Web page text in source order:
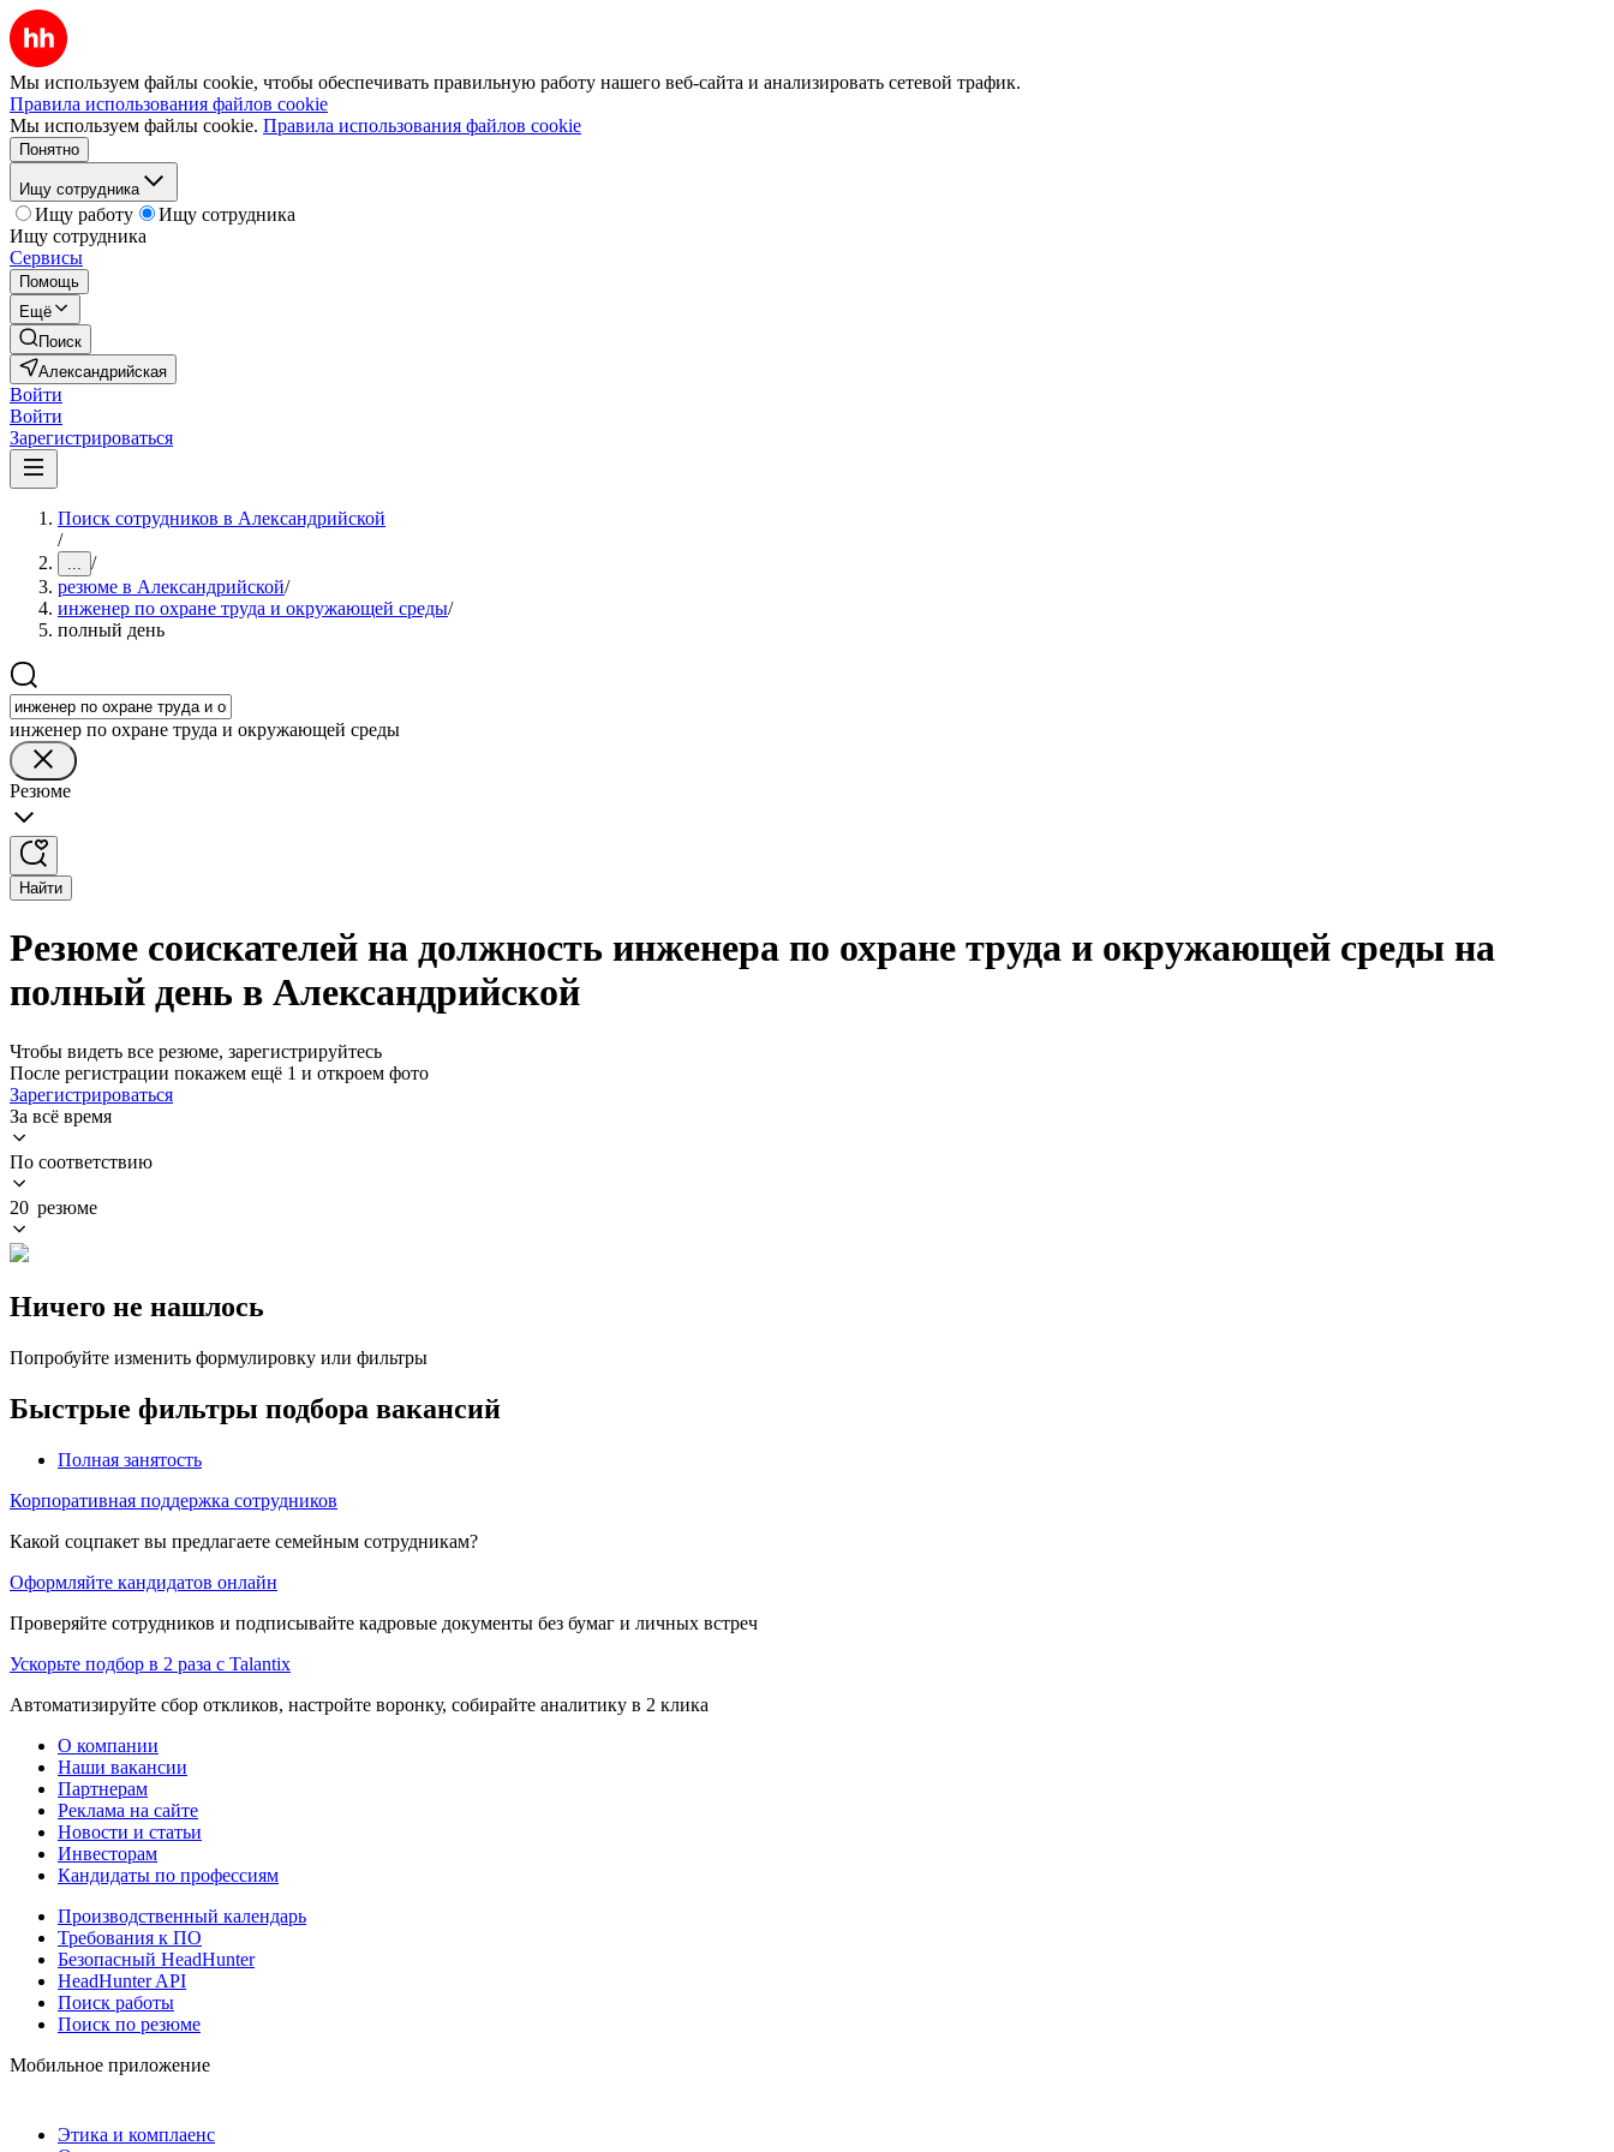
Мы используем файлы cookie, чтобы обеспечивать правильную работу нашего веб-сайта и анализировать сетевой трафик.
Правила использования файлов cookie
Мы используем файлы cookie. Правила использования файлов cookie
Понятно
Ищу сотрудника
Ищу работу
Ищу сотрудника
Ищу сотрудника
Сервисы
Помощь
Ещё
Поиск
Александрийская
Войти
Войти
Зарегистрироваться
Поиск сотрудников в Александрийской
/
... /
резюме в Александрийской/
инженер по охране труда и окружающей среды/
полный день
инженер по охране труда и окружающей среды
Резюме
Найти
Резюме соискателей на должность инженера по охране труда и окружающей среды на
полный день в Александрийской
Чтобы видеть все резюме, зарегистрируйтесь
После регистрации покажем ещё 1 и откроем фото
Зарегистрироваться
За всё время
По соответствию
20 резюме
Ничего не нашлось
Попробуйте изменить формулировку или фильтры
Быстрые фильтры подбора вакансий
Полная занятость
Корпоративная поддержка сотрудников
Какой соцпакет вы предлагаете семейным сотрудникам?
Оформляйте кандидатов онлайн
Проверяйте сотрудников и подписывайте кадровые документы без бумаг и личных встреч
Ускорьте подбор в 2 раза с Talantix
Автоматизируйте сбор откликов, настройте воронку, собирайте аналитику в 2 клика
О компании
Наши вакансии
Партнерам
Реклама на сайте
Новости и статьи
Инвесторам
Кандидаты по профессиям
Производственный календарь
Требования к ПО
Безопасный HeadHunter
HeadHunter API
Поиск работы
Поиск по резюме
Мобильное приложение
Этика и комплаенс